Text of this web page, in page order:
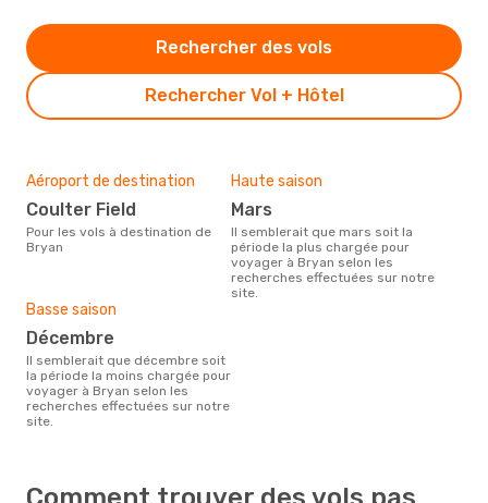
Rechercher Vol + Hôtel
Rechercher des vols
Aéroport de destination
Coulter Field
Pour les vols à destination de
Bryan
Haute saison
mars
Il semblerait que mars soit la
période la plus chargée pour
voyager à Bryan selon les
recherches effectuées sur notre
site.
Basse saison
décembre
Il semblerait que décembre soit
la période la moins chargée pour
voyager à Bryan selon les
recherches effectuées sur notre
site.